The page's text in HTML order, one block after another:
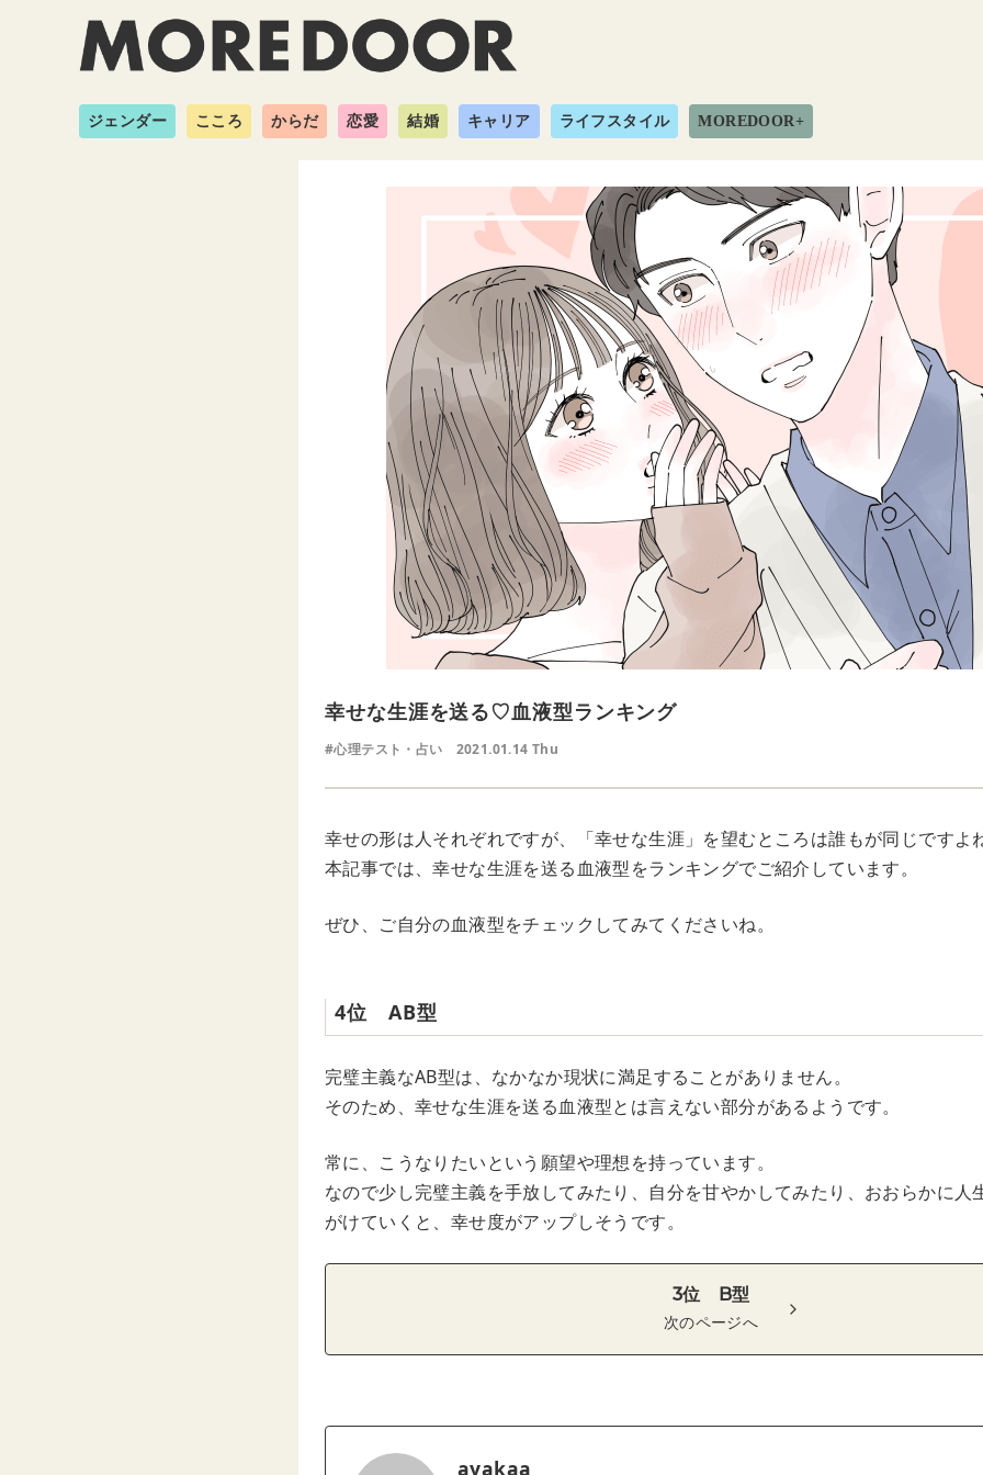
ジェンダー こころ からだ 恋愛 結婚 キャリア ライフスタイル MOREDOOR+
幸せな生涯を送る♡血液型ランキング
#心理テスト・占い 2021.01.14 Thu
幸せの形は人それぞれですが、「幸せな生涯」を望むところは誰もが同じですよ
本記事では、幸せな生涯を送る血液型をランキングでご紹介しています。
ぜひ、ご自分の血液型をチェックしてみてくださいね。
4位 AB型
完璧主義なAB型は、なかなか現状に満足することがありません。
そのため、幸せな生涯を送る血液型とは言えない部分があるようです。
常に、こうなりたいという願望や理想を持っています。
なので少し完璧主義を手放してみたり、自分を甘やかしてみたり、おおらかに人
がけていくと、幸せ度がアップしそうです。
3位 B型
次のページへ
ayakaa